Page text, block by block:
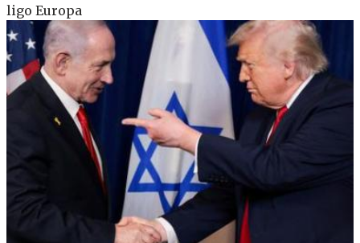
ligo Europa